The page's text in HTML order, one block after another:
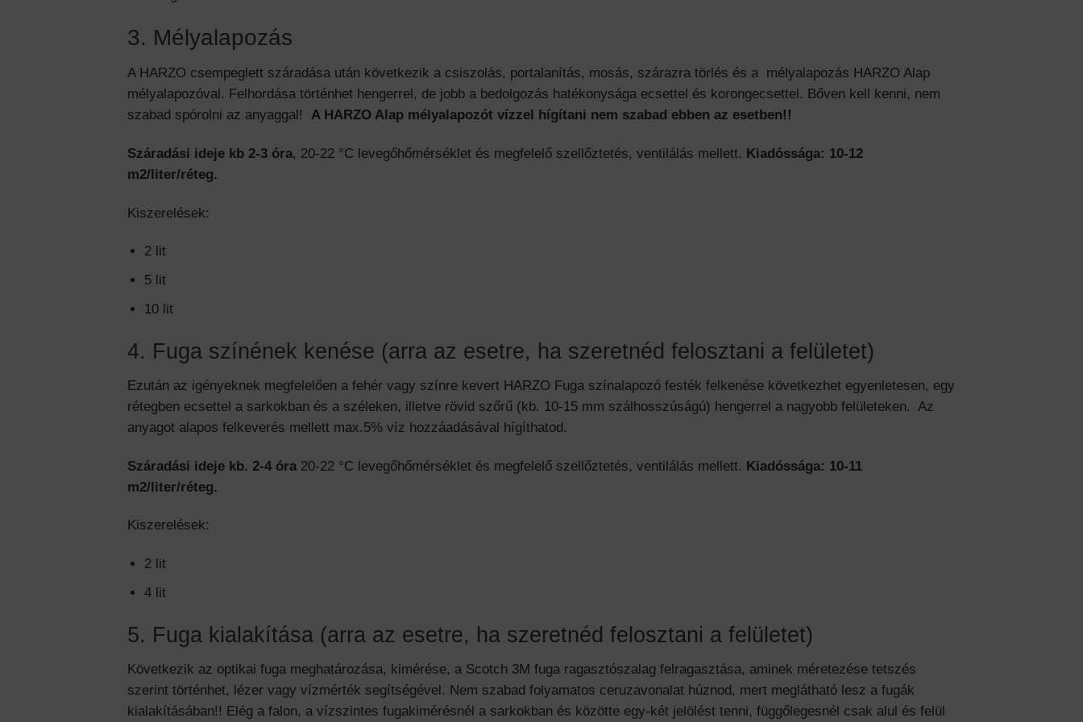
3. Mélyalapozás
A HARZO csempeglett száradása után következik a csiszolás, portalanítás, mosás, szárazra törlés és a mélyalapozás HARZO Alap
mélyalapozóval. Felhordása történhet hengerrel, de jobb a bedolgozás hatékonysága ecsettel és korongecsettel. Bőven kell kenni, nem
szabad spórolni az anyaggal! A HARZO Alap mélyalapozót vízzel hígítani nem szabad ebben az esetben!!
Száradási ideje kb 2-3 óra, 20-22 °C levegőhőmérséklet és megfelelő szellőztetés, ventilálás mellett. Kiadóssága: 10-12
m2/liter/réteg.
Kiszerelések:
2 lit
5 lit
10 lit
4. Fuga színének kenése (arra az esetre, ha szeretnéd felosztani a felületet)
Ezután az igényeknek megfelelően a fehér vagy színre kevert HARZO Fuga színalapozó festék felkenése következhet egyenletesen, egy
rétegben ecsettel a sarkokban és a széleken, illetve rövid szőrű (kb. 10-15 mm szálhosszúságú) hengerrel a nagyobb felületeken. Az
anyagot alapos felkeverés mellett max.5% víz hozzáadásával hígíthatod.
Száradási ideje kb. 2-4 óra20-22 °C levegőhőmérséklet és megfelelő szellőztetés, ventilálás mellett. Kiadóssága: 10-11
m2/liter/réteg.
Kiszerelések:
2 lit
4 lit
5. Fuga kialakítása (arra az esetre, ha szeretnéd felosztani a felületet)
Következik az optikai fuga meghatározása, kimérése, a Scotch 3M fuga ragasztószalag felragasztása, aminek méretezése tetszés
szerint történhet, lézer vagy vízmérték segítségével. Nem szabad folyamatos ceruzavonalat húznod, mert meglátható lesz a fugák
kialakításában!! Elég a falon, a vízszintes fugakimérésnél a sarkokban és közötte egy-két jelölést tenni, függőlegesnél csak alul és felül